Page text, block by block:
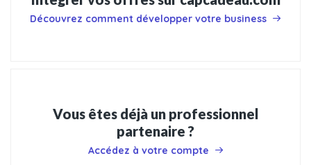
Découvrez comment développer votre business
Vous êtes déjà un professionnel
partenaire ?
Accédez à votre compte